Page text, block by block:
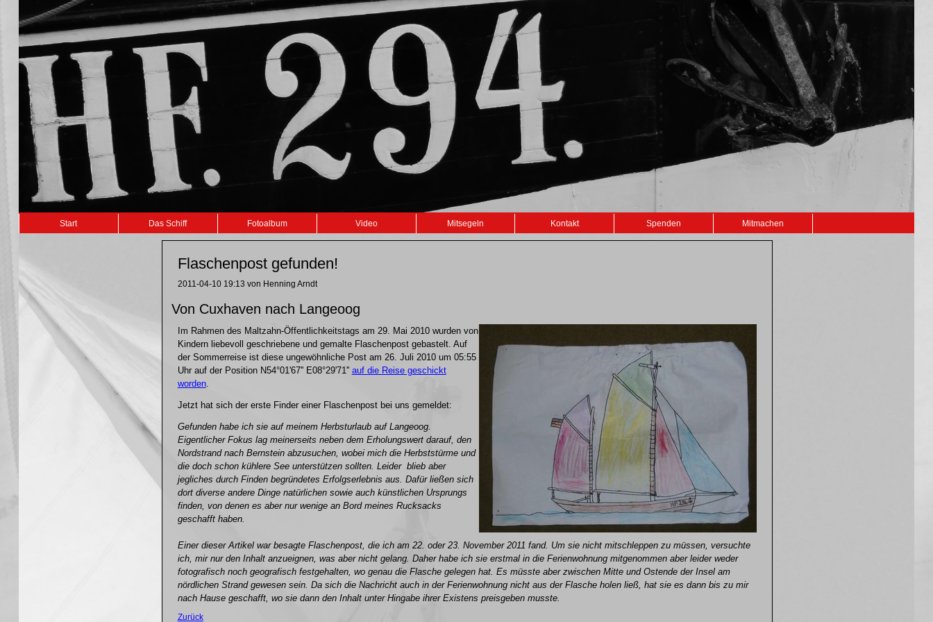
Navigation
überspringen
Start Das Schiff Fotoalbum Video Mitsegeln Kontakt Spenden Mitmachen
Flaschenpost gefunden!
2011-04-10 19:13 von Henning Arndt
Von Cuxhaven nach Langeoog
Im Rahmen des Maltzahn-Öffentlichkeitstags am 29. Mai 2010 wurden von
Kindern liebevoll geschriebene und gemalte Flaschenpost gebastelt. Auf
der Sommerreise ist diese ungewöhnliche Post am 26. Juli 2010 um 05:55
Uhr auf der Position N54°01'67'' E08°29'71'' auf die Reise geschickt
worden.
Jetzt hat sich der erste Finder einer Flaschenpost bei uns gemeldet:
Gefunden habe ich sie auf meinem Herbsturlaub auf Langeoog.
Eigentlicher Fokus lag meinerseits neben dem Erholungswert darauf, den
Nordstrand nach Bernstein abzusuchen, wobei mich die Herbststürme und
die doch schon kühlere See unterstützen sollten. Leider blieb aber
jegliches durch Finden begründetes Erfolgserlebnis aus. Dafür ließen sich
dort diverse andere Dinge natürlichen sowie auch künstlichen Ursprungs
finden, von denen es aber nur wenige an Bord meines Rucksacks
geschafft haben.
Einer dieser Artikel war besagte Flaschenpost, die ich am 22. oder 23. November 2011 fand. Um sie nicht mitschleppen zu müssen, versuchte
ich, mir nur den Inhalt anzueignen, was aber nicht gelang. Daher habe ich sie erstmal in die Ferienwohnung mitgenommen aber leider weder
fotografisch noch geografisch festgehalten, wo genau die Flasche gelegen hat. Es müsste aber zwischen Mitte und Ostende der Insel am
nördlichen Strand gewesen sein. Da sich die Nachricht auch in der Ferienwohnung nicht aus der Flasche holen ließ, hat sie es dann bis zu mir
nach Hause geschafft, wo sie dann den Inhalt unter Hingabe ihrer Existens preisgeben musste.
Zurück